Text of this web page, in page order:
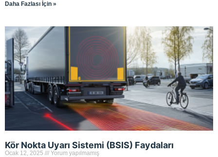
Daha Fazlası İçin »
Kör Nokta Uyarı Sistemi (BSIS) Faydaları
Ocak 12, 2025 Yorum yapılmamış